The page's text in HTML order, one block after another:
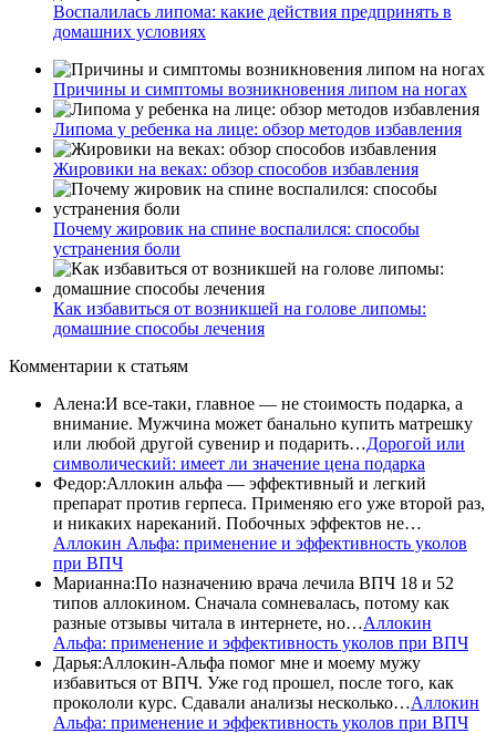
Воспалилась липома: какие действия предпринять в
домашних условиях
Причины и симптомы возникновения липом на ногах
Липома у ребенка на лице: обзор методов избавления
Жировики на веках: обзор способов избавления
Почему жировик на спине воспалился: способы
устранения боли
Как избавиться от возникшей на голове липомы:
домашние способы лечения
Комментарии к статьям
Алена:И все-таки, главное — не стоимость подарка, а
внимание. Мужчина может банально купить матрешку
или любой другой сувенир и подарить…Дорогой или
символический: имеет ли значение цена подарка
Федор:Аллокин альфа — эффективный и легкий
препарат против герпеса. Применяю его уже второй раз,
и никаких нареканий. Побочных эффектов не…
Аллокин Альфа: применение и эффективность уколов
при ВПЧ
Марианна:По назначению врача лечила ВПЧ 18 и 52
типов аллокином. Сначала сомневалась, потому как
разные отзывы читала в интернете, но…Аллокин
Альфа: применение и эффективность уколов при ВПЧ
Дарья:Аллокин-Альфа помог мне и моему мужу
избавиться от ВПЧ. Уже год прошел, после того, как
прокололи курс. Сдавали анализы несколько…Аллокин
Альфа: применение и эффективность уколов при ВПЧ